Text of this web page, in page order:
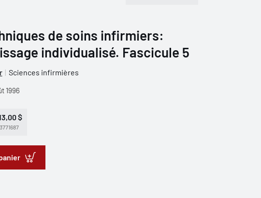
de soins infirmiers:
individualisé. Fascicule 5
Sciences infirmières
1996
$